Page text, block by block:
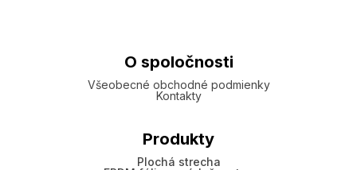
O spoločnosti
Všeobecné obchodné podmienky
Kontakty
Produkty
Plochá strecha